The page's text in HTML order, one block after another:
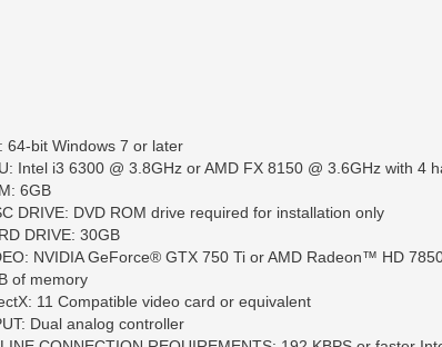
64-bit Windows 7 or later
Intel i3 6300 @ 3.8GHz or AMD FX 8150 @ 3.6GHz with 4
6GB
DRIVE: DVD ROM drive required for installation only
DRIVE: 30GB
NVIDIA GeForce® GTX 750 Ti or AMD Radeon™ HD
of memory
11 Compatible video card or equivalent
Dual analog controller